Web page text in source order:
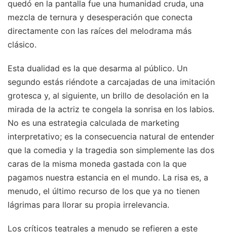
quedó en la pantalla fue una humanidad cruda, una
mezcla de ternura y desesperación que conecta
directamente con las raíces del melodrama más
clásico.
Esta dualidad es la que desarma al público. Un
segundo estás riéndote a carcajadas de una imitación
grotesca y, al siguiente, un brillo de desolación en la
mirada de la actriz te congela la sonrisa en los labios.
No es una estrategia calculada de marketing
interpretativo; es la consecuencia natural de entender
que la comedia y la tragedia son simplemente las dos
caras de la misma moneda gastada con la que
pagamos nuestra estancia en el mundo. La risa es, a
menudo, el último recurso de los que ya no tienen
lágrimas para llorar su propia irrelevancia.
Los críticos teatrales a menudo se refieren a este